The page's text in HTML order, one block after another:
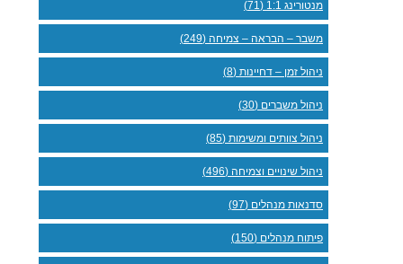
מנטורינג 1:1 (71)
משבר – הבראה – צמיחה (249)
ניהול זמן – דחיינות (8)
ניהול משברים (30)
ניהול צוותים ומשימות (85)
ניהול שינויים וצמיחה (496)
סדנאות מנהלים (97)
פיתוח מנהלים (150)